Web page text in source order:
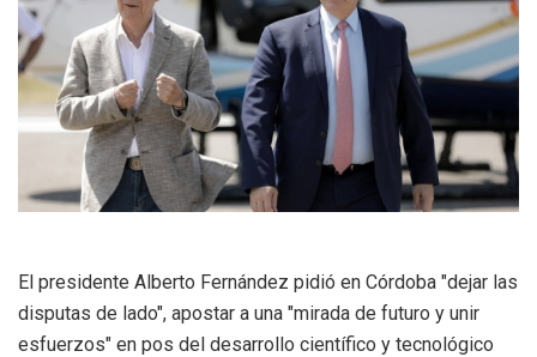
El presidente Alberto Fernández pidió en Córdoba "dejar las
disputas de lado", apostar a una "mirada de futuro y unir
esfuerzos" en pos del desarrollo científico y tecnológico